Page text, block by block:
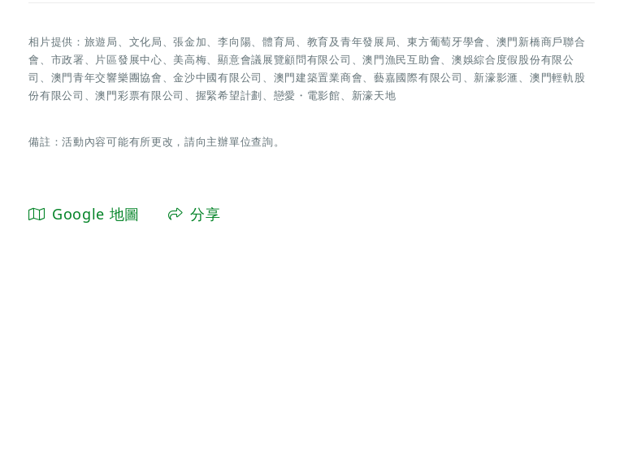
相片提供：旅遊局、文化局、張金加、李向陽、體育局、教育及青年發展局、東方葡萄牙學會、澳門新橋商戶聯合
會、市政署、片區發展中心、美高梅、顯意會議展覽顧問有限公司、澳門漁民互助會、澳娛綜合度假股份有限公
司、澳門青年交響樂團協會、金沙中國有限公司、澳門建築置業商會、藝嘉國際有限公司、新濠影滙、澳門輕軌股
份有限公司、澳門彩票有限公司、握緊希望計劃、戀愛・電影館、新濠天地
備註：活動內容可能有所更改，請向主辦單位查詢。
Google 地圖 分享